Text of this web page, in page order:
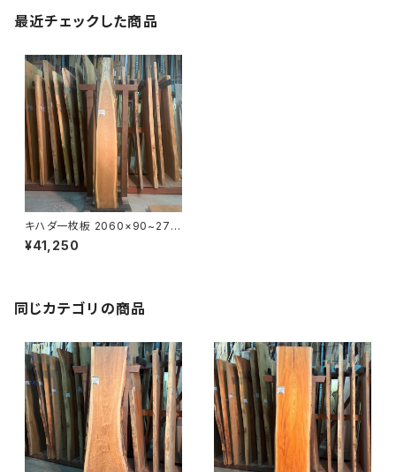
最近チェックした商品
キハダ一枚板 2060×90~270
×36㎜【オイル塗装 仕上げ済
み】
¥41,250
同じカテゴリの商品